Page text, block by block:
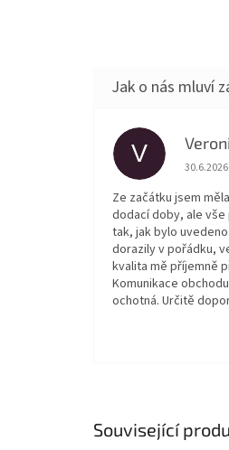
Související
V
30.6.2026
Ze začátku jsem
dodací doby, ale
tak, jak bylo
dorazily v pořádku,
kvalita mě příjemně
Komunikace
ochotná. Určitě